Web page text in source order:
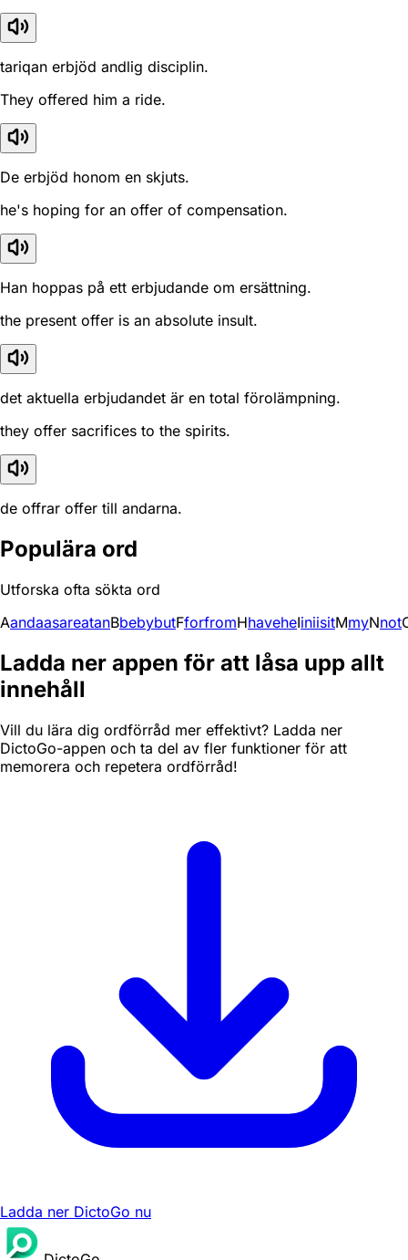
tariqan erbjöd andlig disciplin.
They offered him a ride.
De erbjöd honom en skjuts.
he's hoping for an offer of compensation.
Han hoppas på ett erbjudande om ersättning.
the present offer is an absolute insult.
det aktuella erbjudandet är en total förolämpning.
they offer sacrifices to the spirits.
de offrar offer till andarna.
Populära ord
Utforska ofta sökta ord
AandaasareatanBbebybutFforfromHhaveheIiniisitMmyNnot
Ladda ner appen för att låsa upp allt
innehåll
Vill du lära dig ordförråd mer effektivt? Ladda ner
DictoGo-appen och ta del av fler funktioner för att
memorera och repetera ordförråd!
Ladda ner DictoGo nu